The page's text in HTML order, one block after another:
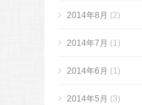
2014年8月 (2)
2014年7月 (1)
2014年6月 (1)
2014年5月 (3)